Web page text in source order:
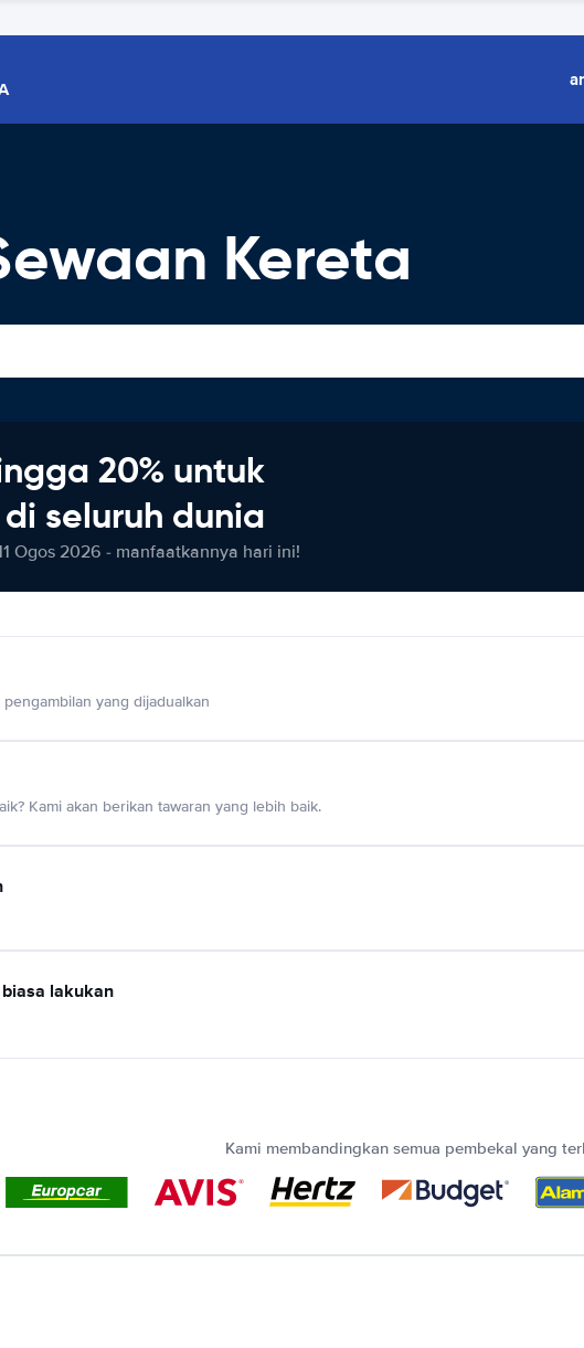
Kereta
20% untuk
seluruh dunia
Ogos 2026 - manfaatkannya hari ini!
yang dijadualkan
Kami akan berikan tawaran yang lebih baik.
lakukan
Kami membandingkan semua pembekal yang